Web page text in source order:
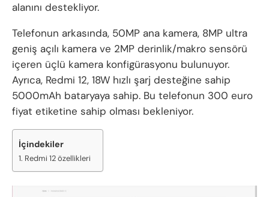
alanını destekliyor.
Telefonun arkasında, 50MP ana kamera, 8MP ultra
geniş açılı kamera ve 2MP derinlik/makro sensörü
içeren üçlü kamera konfigürasyonu bulunuyor.
Ayrıca, Redmi 12, 18W hızlı şarj desteğine sahip
5000mAh bataryaya sahip. Bu telefonun 300 euro
fiyat etiketine sahip olması bekleniyor.
İçindekiler
Redmi 12 özellikleri